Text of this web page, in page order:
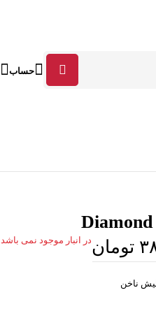
حساب
توماندر انبار موجود نمی باشد
ناخن